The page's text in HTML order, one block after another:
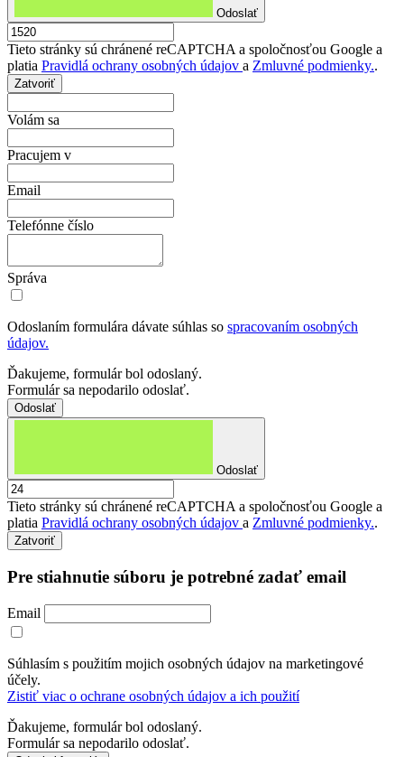
Odoslať
Tieto stránky sú chránené reCAPTCHA a spoločnosťou Google a
platia Pravidlá ochrany osobných údajov a Zmluvné podmienky..
Zatvoriť
Volám sa
Pracujem v
Email
Telefónne číslo
Správa
Odoslaním formulára dávate súhlas so spracovaním osobných
údajov.
Ďakujeme, formulár bol odoslaný.
Formulár sa nepodarilo odoslať.
Odoslať
Tieto stránky sú chránené reCAPTCHA a spoločnosťou Google a
platia Pravidlá ochrany osobných údajov a Zmluvné podmienky..
Zatvoriť
Pre stiahnutie súboru je potrebné zadať email
Email
Súhlasím s použitím mojich osobných údajov na marketingové
účely.
Zistiť viac o ochrane osobných údajov a ich použití
Ďakujeme, formulár bol odoslaný.
Formulár sa nepodarilo odoslať.